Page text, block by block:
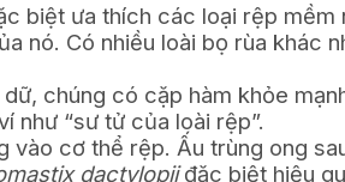
biệt ưa thích các loại rệp mềm
nó. Có nhiều loài bọ rùa khác
chúng có cặp hàm khỏe
như “sư tử của loài rệp”.
vào cơ thể rệp. Ấu trùng ong
dactylopiiđặc biệt hiệu